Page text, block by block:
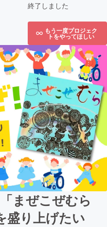
終了しました
もう一度プロジェク
トをやってほしい
まぜこぜむら
盛り上げたい